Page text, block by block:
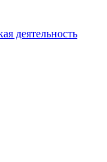
деятельность